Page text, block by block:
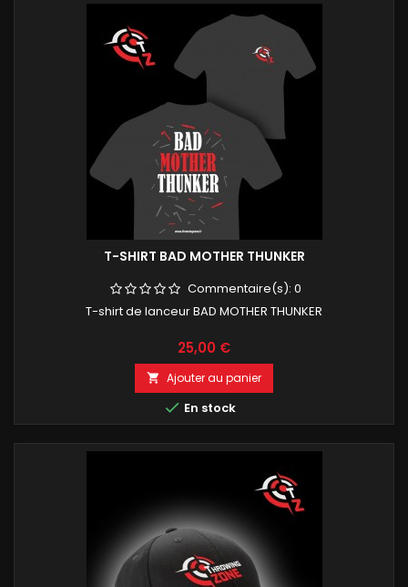
T-SHIRT BAD MOTHER THUNKER
Commentaire(s): 0
T-shirt de lanceur BAD MOTHER THUNKER
Prix
25,00 €
 Ajouter au panier
 En stock